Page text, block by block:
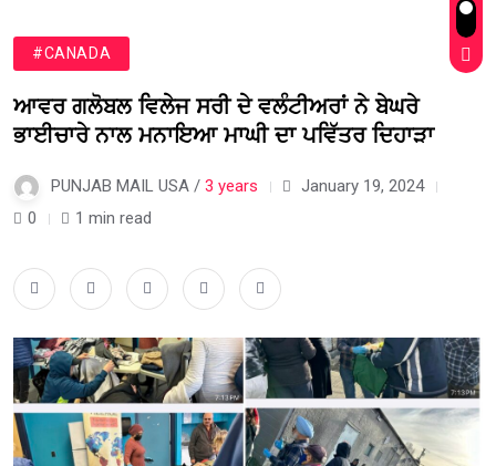
#CANADA
ਆਵਰ ਗਲੋਬਲ ਵਿਲੇਜ ਸਰੀ ਦੇ ਵਲੰਟੀਅਰਾਂ ਨੇ ਬੇਘਰੇ
ਭਾਈਚਾਰੇ ਨਾਲ ਮਨਾਇਆ ਮਾਘੀ ਦਾ ਪਵਿੱਤਰ ਦਿਹਾੜਾ
PUNJAB MAIL USA / 3 years
January 19, 2024
0
1 min read